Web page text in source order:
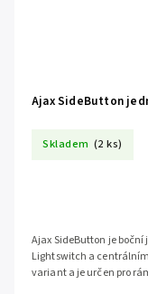
Ajax SideButton
Skladem (2 ks)
Ajax SideButton je
Lightswitch a
variant a je určen pro